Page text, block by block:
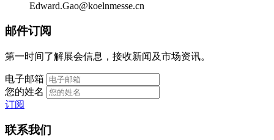
Edward.Gao@koelnmesse.cn
邮件订阅
第一时间了解展会信息，接收新闻及市场资讯。
电子邮箱
您的姓名
订阅
联系我们